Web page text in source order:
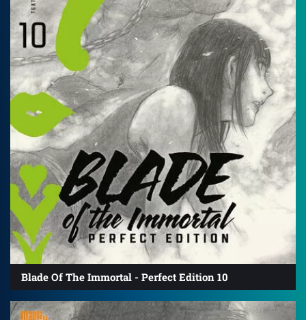
Blade Of The Immortal - Perfect Edition 10